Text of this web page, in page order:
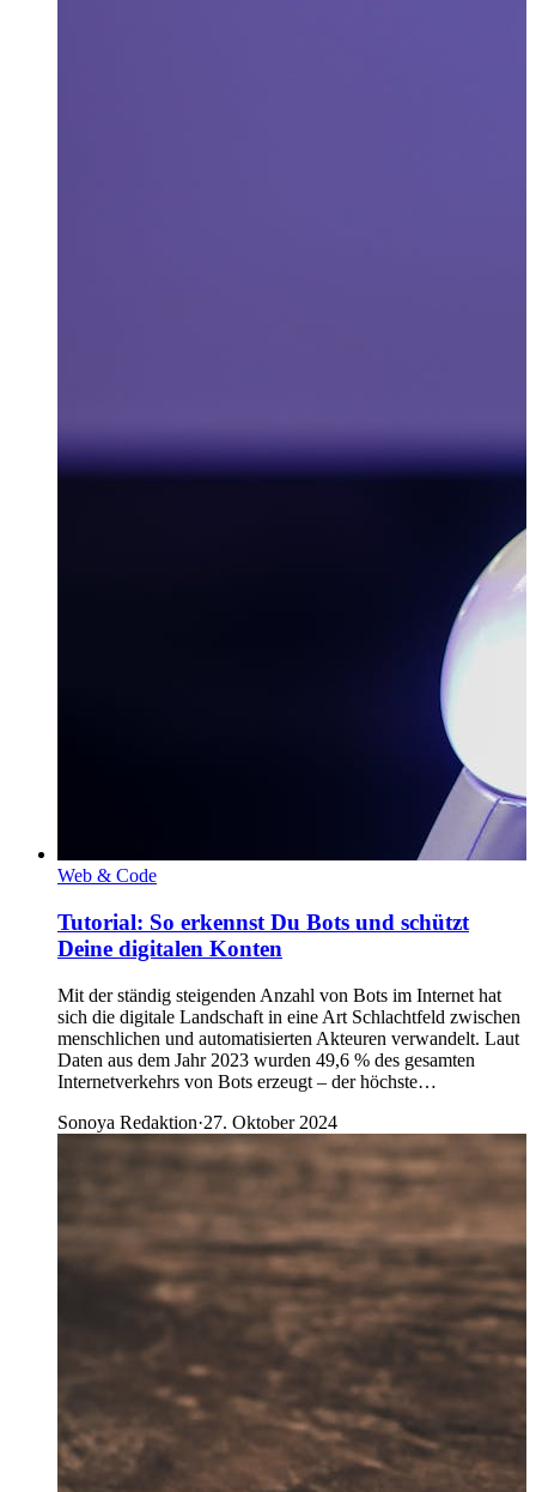
Web & Code
Tutorial: So erkennst Du Bots und schützt
Deine digitalen Konten
Mit der ständig steigenden Anzahl von Bots im Internet hat
sich die digitale Landschaft in eine Art Schlachtfeld zwischen
menschlichen und automatisierten Akteuren verwandelt. Laut
Daten aus dem Jahr 2023 wurden 49,6 % des gesamten
Internetverkehrs von Bots erzeugt – der höchste…
Sonoya Redaktion·27. Oktober 2024